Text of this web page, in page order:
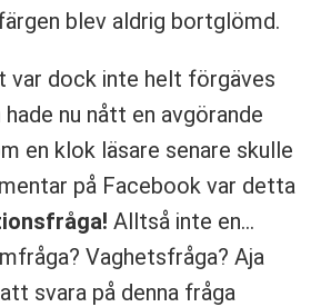
blev aldrig bortglömd.
var dock inte helt förgäves
nu nått en avgörande
en klok läsare senare skulle
på Facebook var detta
Alltså inte en…
Vaghetsfråga? Aja
svara på denna fråga